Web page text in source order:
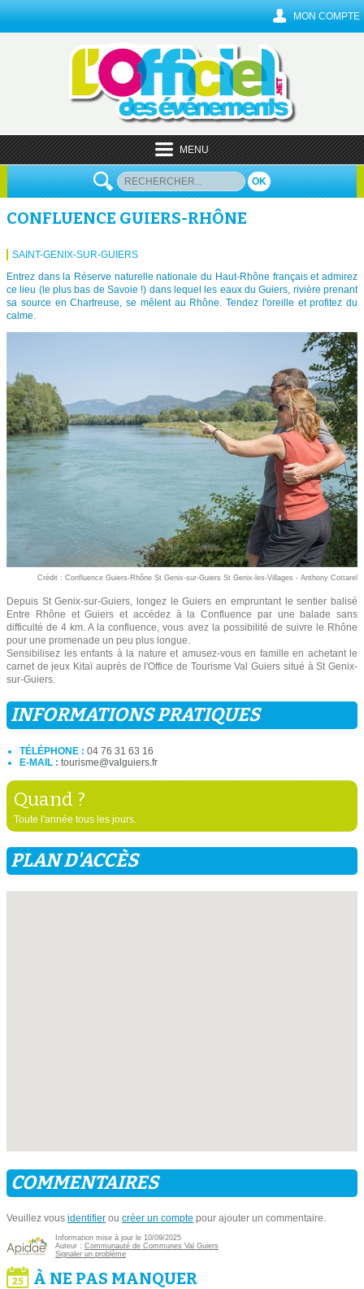
MON COMPTE
MENU
OK
CONFLUENCE GUIERS-RHÔNE
SAINT-GENIX-SUR-GUIERS
Entrez dans la Réserve naturelle nationale du Haut-Rhône français et admirez
ce lieu (le plus bas de Savoie !) dans lequel les eaux du Guiers, rivière prenant
sa source en Chartreuse, se mêlent au Rhône. Tendez l'oreille et profitez du
calme.
Crédit : Confluence Guiers-Rhône St Genix-sur-Guiers St Genix-les-Villages - Anthony Cottarel
Depuis St Genix-sur-Guiers, longez le Guiers en empruntant le sentier balisé
Entre Rhône et Guiers et accédez à la Confluence par une balade sans
difficulté de 4 km. A la confluence, vous avez la possibilité de suivre le Rhône
pour une promenade un peu plus longue.
Sensibilisez les enfants à la nature et amusez-vous en famille en achetant le
carnet de jeux Kitaï auprès de l'Office de Tourisme Val Guiers situé à St Genix-
sur-Guiers.
INFORMATIONS PRATIQUES
TÉLÉPHONE : 04 76 31 63 16
E-MAIL : tourisme@valguiers.fr
Quand ?
Toute l'année tous les jours.
PLAN D'ACCÈS
COMMENTAIRES
Veuillez vous identifier ou créer un compte pour ajouter un commentaire.
Information mise à jour le 10/09/2025
Auteur : Communauté de Communes Val Guiers
Signaler un problème
À NE PAS MANQUER